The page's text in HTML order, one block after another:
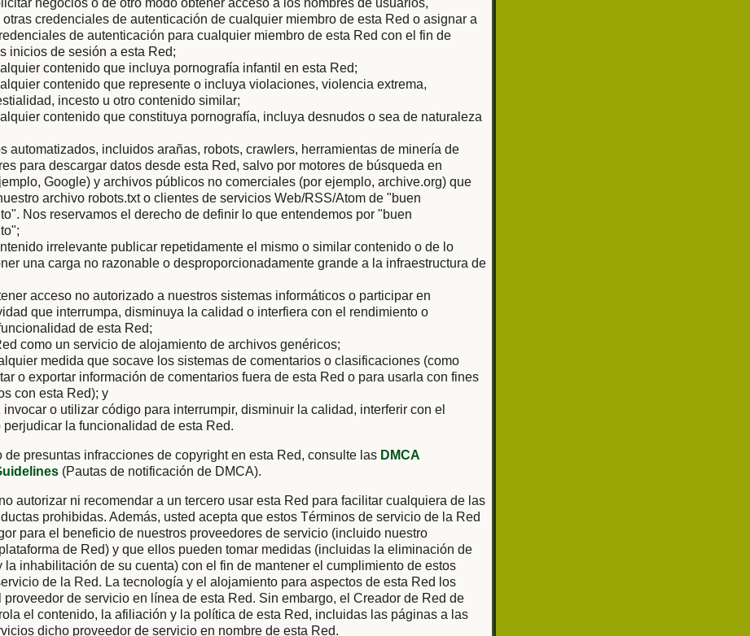
negocios o de otro modo obtener acceso a los nombres de usuarios,
credenciales de autenticación de cualquier miembro de esta Red o asignar a
de autenticación para cualquier miembro de esta Red con el fin de
inicios de sesión a esta Red;
contenido que incluya pornografía infantil en esta Red;
contenido que represente o incluya violaciones, violencia extrema,
incesto u otro contenido similar;
contenido que constituya pornografía, incluya desnudos o sea de naturaleza
automatizados, incluidos arañas, robots, crawlers, herramientas de minería de
para descargar datos desde esta Red, salvo por motores de búsqueda en
Google) y archivos públicos no comerciales (por ejemplo, archive.org) que
archivo robots.txt o clientes de servicios Web/RSS/Atom de "buen
Nos reservamos el derecho de definir lo que entendemos por "buen
irrelevante publicar repetidamente el mismo o similar contenido o de lo
una carga no razonable o desproporcionadamente grande a la infraestructura de
acceso no autorizado a nuestros sistemas informáticos o participar en
que interrumpa, disminuya la calidad o interfiera con el rendimiento o
de esta Red;
como un servicio de alojamiento de archivos genéricos;
medida que socave los sistemas de comentarios o clasificaciones (como
o exportar información de comentarios fuera de esta Red o para usarla con fines
con esta Red); y
invocar o utilizar código para interrumpir, disminuir la calidad, interferir con el
perjudicar la funcionalidad de esta Red.
de presuntas infracciones de copyright en esta Red, consulte las DMCA
(Pautas de notificación de DMCA).
autorizar ni recomendar a un tercero usar esta Red para facilitar cualquiera de las
prohibidas. Además, usted acepta que estos Términos de servicio de la Red
para el beneficio de nuestros proveedores de servicio (incluido nuestro
de Red) y que ellos pueden tomar medidas (incluidas la eliminación de
la inhabilitación de su cuenta) con el fin de mantener el cumplimiento de estos
de la Red. La tecnología y el alojamiento para aspectos de esta Red los
proveedor de servicio en línea de esta Red. Sin embargo, el Creador de Red de
el contenido, la afiliación y la política de esta Red, incluidas las páginas a las
dicho proveedor de servicio en nombre de esta Red.